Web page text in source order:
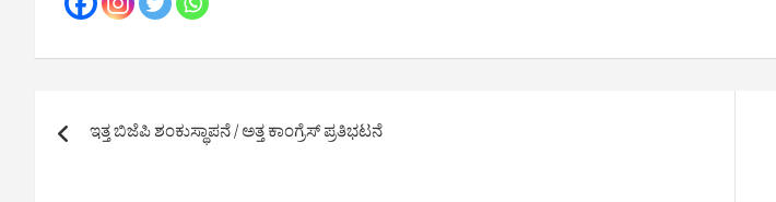
Post
navigation
ಇತ್ತ ಬಿಜೆಪಿ ಶಂಕುಸ್ಥಾಪನೆ / ಅತ್ತ ಕಾಂಗ್ರೆಸ್ ಪ್ರತಿಭಟನೆ